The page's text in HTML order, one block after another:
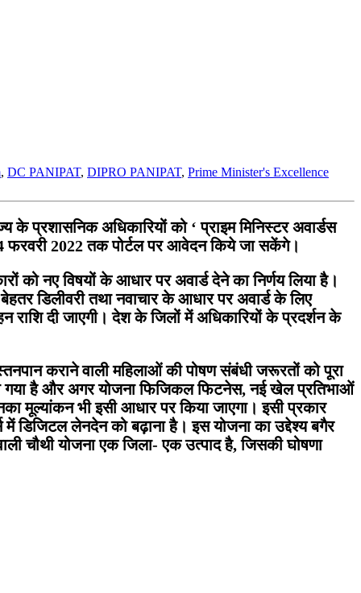
, DC PANIPAT, DIPRO PANIPAT, Prime Minister's Excellence
प्रशासनिक अधिकारियों को ‘ प्राइम मिनिस्टर अवार्डस
फरवरी 2022 तक पोर्टल पर आवेदन किये जा सकेंगे।
को नए विषयों के आधार पर अवार्ड देने का निर्णय लिया है।
डिलीवरी तथा नवाचार के आधार पर अवार्ड के लिए
राशि दी जाएगी। देश के जिलों में अधिकारियों के प्रदर्शन के
कराने वाली महिलाओं की पोषण संबंधी जरूरतों को पूरा
गया है और अगर योजना फिजिकल फिटनेस, नई खेल प्रतिभाओं
मूल्यांकन भी इसी आधार पर किया जाएगा। इसी प्रकार
में डिजिटल लेनदेन को बढ़ाना है। इस योजना का उद्देश्य बगैर
चौथी योजना एक जिला- एक उत्पाद है, जिसकी घोषणा